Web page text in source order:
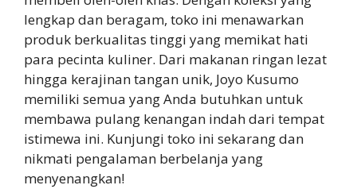
lengkap dan beragam, toko ini menawarkan
produk berkualitas tinggi yang memikat hati
para pecinta kuliner. Dari makanan ringan lezat
hingga kerajinan tangan unik, Joyo Kusumo
memiliki semua yang Anda butuhkan untuk
membawa pulang kenangan indah dari tempat
istimewa ini. Kunjungi toko ini sekarang dan
nikmati pengalaman berbelanja yang
menyenangkan!